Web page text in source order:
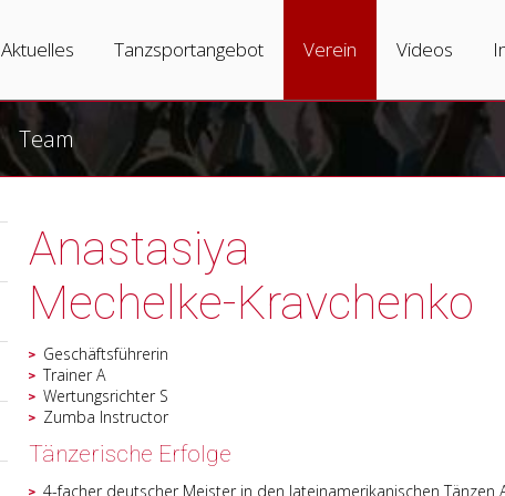
Aktuelles Tanzsportangebot Verein Videos
Team
Anastasiya
Mechelke-Kravchenko
Geschäftsführerin
Trainer A
Wertungsrichter S
Zumba Instructor
Tänzerische Erfolge
4-facher deutscher Meister in den lateinamerikanischen Tänzen